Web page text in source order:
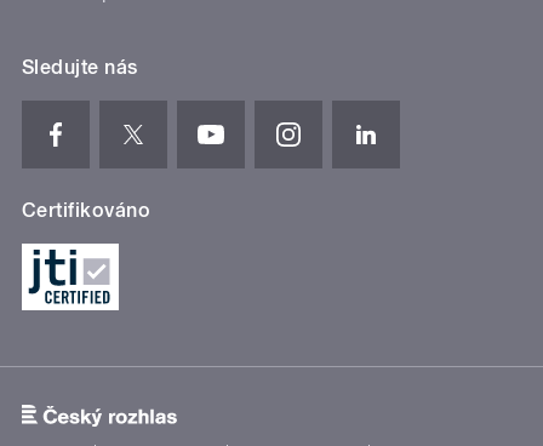
Sledujte nás
Certifikováno